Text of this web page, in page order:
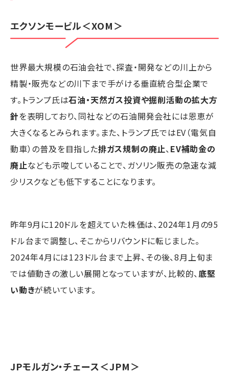
エクソンモービル＜XOM＞
世界最大規模の石油会社で、探査・開発などの川上から
精製・販売などの川下まで手がける垂直統合型企業で
す。トランプ氏は石油・天然ガス投資や掘削活動の拡大方
針を表明しており、同社などの石油開発会社には恩恵が
大きくなるとみられます。また、トランプ氏ではEV（電気自
動車）の普及を目指した排ガス規制の廃止、EV補助金の
廃止なども示唆していることで、ガソリン販売の急速な減
少リスクなども低下することになります。
昨年9月に120ドルを超えていた株価は、2024年1月の95
ドル台まで調整し、そこからリバウンドに転じました。
2024年4月には123ドル台まで上昇、その後、8月上旬ま
では値動きの激しい展開となっていますが、比較的、底堅
い動きが続いています。
JPモルガン・チェース＜JPM＞